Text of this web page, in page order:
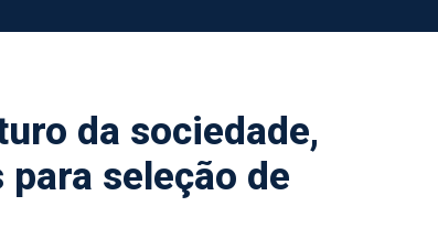
da sociedade,
para seleção de